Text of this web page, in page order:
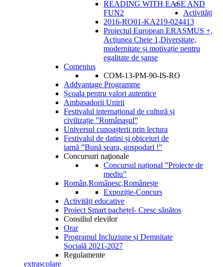
READING WITH EASE AND
FUN2
2016-RO01-KA219-024413
Proiectul European ERASMUS +,
Acţiunea Cheie 1,Diversitate,
modernitate și motivație pentru
egalitate de șanse
Comenius
COM-13-PM-90-IS-RO
Addvantage Programme
Școala pentru valori autentice
Ambasadorii Unirii
Festivalul internațional de cultură și
civilizație ”Românașul”
Universul cunoașterii prin lectura
Festivalul de datini și obiceiuri de
iarnă ”Bună seara, gospodari !”
Concursuri naţionale
Concursul național ”Proiecte de
mediu”
Român,Românesc,Românește
Expoziție-Concurs
Activități educative
Proiect Smart pachețel- Cresc sănătos
Consiliul elevilor
Orar
Programul Incluziune și Demnitate
Socială 2021-2027
Regulamente
Activități
extrașcolare